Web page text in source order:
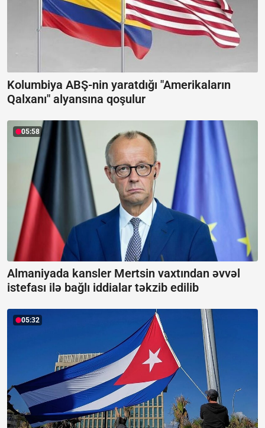
Kolumbiya ABŞ-nin yaratdığı "Amerikaların
Qalxanı" alyansına qoşulur
05:58
Almaniyada kansler Mertsin vaxtından əvvəl
istefası ilə bağlı iddialar təkzib edilib
05:32